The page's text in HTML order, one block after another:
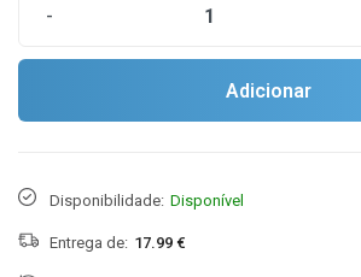
-
Adicionar
Disponibilidade: Disponível
Entrega de: 17.99 €